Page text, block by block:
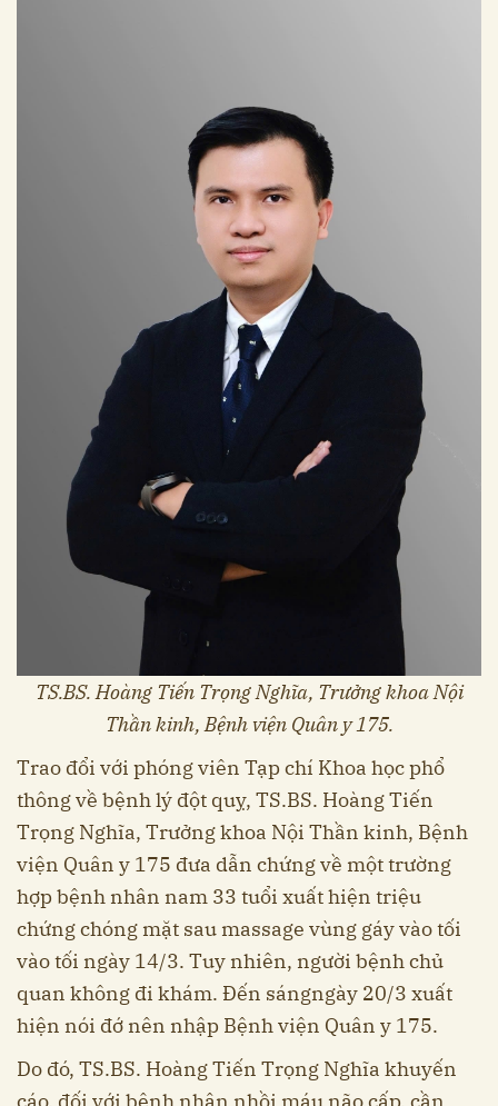
TS.BS. Hoàng Tiến Trọng Nghĩa, Trưởng khoa Nội
Thần kinh, Bệnh viện Quân y 175.
Trao đổi với phóng viên Tạp chí Khoa học phổ
thông về bệnh lý đột quỵ, TS.BS. Hoàng Tiến
Trọng Nghĩa, Trưởng khoa Nội Thần kinh, Bệnh
viện Quân y 175 đưa dẫn chứng về một trường
hợp bệnh nhân nam 33 tuổi xuất hiện triệu
chứng chóng mặt sau massage vùng gáy vào tối
vào tối ngày 14/3. Tuy nhiên, người bệnh chủ
quan không đi khám. Đến sángngày 20/3 xuất
hiện nói đớ nên nhập Bệnh viện Quân y 175.
Do đó, TS.BS. Hoàng Tiến Trọng Nghĩa khuyến